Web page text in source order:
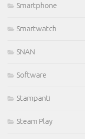
Smartphone
Smartwatch
SNAN
Software
Stampanti
Steam Play